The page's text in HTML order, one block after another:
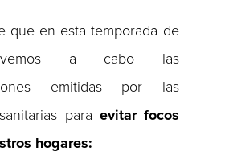
que en esta temporada de
a cabo las
emitidas por las
para evitar focos
hogares: